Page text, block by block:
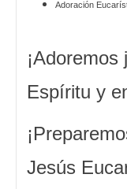
Adoración
Espíritu y
Jesús